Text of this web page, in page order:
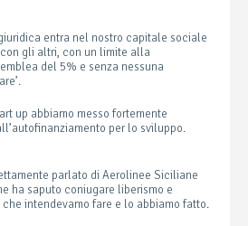
entra nel nostro capitale sociale
gli altri, con un limite alla
del 5% e senza nessuna
up abbiamo messo fortemente
per lo sviluppo.
parlato di Aerolinee Siciliane
ha saputo coniugare liberismo e
intendevamo fare e lo abbiamo fatto.